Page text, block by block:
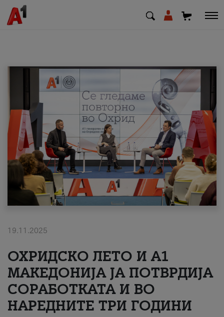
МК SQ
Приватни Деловни
Поддршка
Надополни кредит
#ПодобарОнлајн
19.11.2025
ОХРИДСКО ЛЕТО И A1
МАКЕДОНИЈА ЈА ПОТВРДИЈА
СОРАБОТКАТА И ВО
НАРЕДНИТЕ ТРИ ГОДИНИ